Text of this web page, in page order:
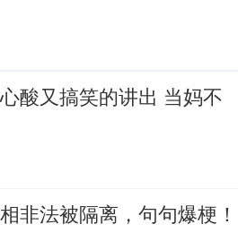
酸又搞笑的讲出 当妈不
非法被隔离，句句爆梗！